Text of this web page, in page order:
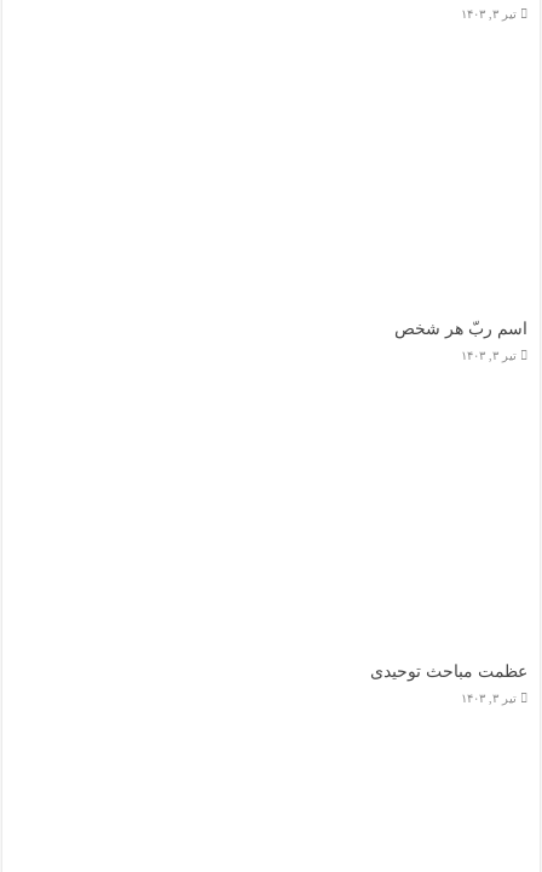
تیر ۳, ۱۴۰۳
اسم ربّ هر شخص
تیر ۳, ۱۴۰۳
عظمت مباحث توحیدی
تیر ۳, ۱۴۰۳